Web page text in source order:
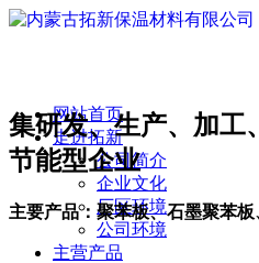
集研发、生产、加工
节能型企业
主要产品：聚苯板、石墨聚苯
网站首页
走进拓新
公司简介
企业文化
厂区环境
公司环境
主营产品